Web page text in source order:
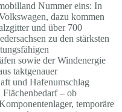
Nummer eins: In
dazu kommen
und über 700
zu den stärksten
sowie der Windenergie
taktgenauer
und Hafenumschlag
– ob
temporäre